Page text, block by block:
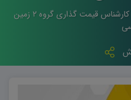
سوالات استخدامی کارشناس قیمت گذاری گروه ۲ زمین